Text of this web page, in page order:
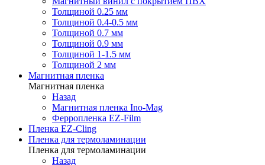
Толщиной 0.25 мм
Толщиной 0.4-0.5 мм
Толщиной 0.7 мм
Толщиной 0.9 мм
Толщиной 1-1.5 мм
Толщиной 2 мм
Магнитная пленка
Магнитная пленка
Назад
Магнитная пленка Ino-Mag
Ферропленка EZ-Film
Пленка EZ-Cling
Пленка для термоламинации
Пленка для термоламинации
Назад